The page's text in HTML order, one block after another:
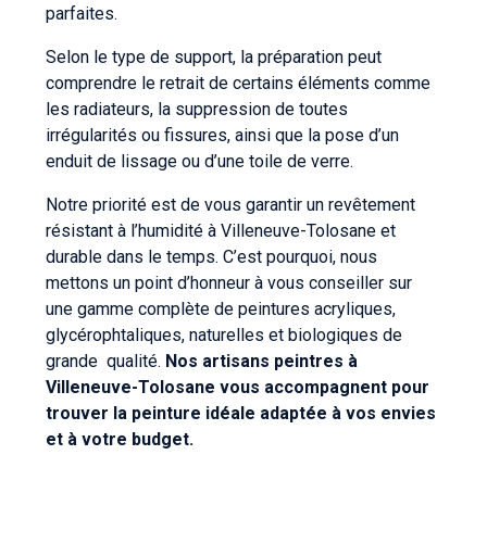
parfaites.
Selon le type de support, la préparation peut
comprendre le retrait de certains éléments comme
les radiateurs, la suppression de toutes
irrégularités ou fissures, ainsi que la pose d’un
enduit de lissage ou d’une toile de verre.
Notre priorité est de vous garantir un revêtement
résistant à l’humidité à Villeneuve-Tolosane et
durable dans le temps. C’est pourquoi, nous
mettons un point d’honneur à vous conseiller sur
une gamme complète de peintures acryliques,
glycérophtaliques, naturelles et biologiques de
grande qualité. Nos artisans peintres à
Villeneuve-Tolosane vous accompagnent pour
trouver la peinture idéale adaptée à vos envies
et à votre budget.